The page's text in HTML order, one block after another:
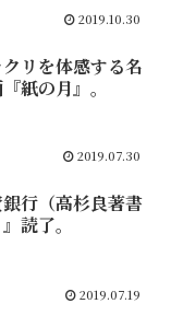
2019.10.30
リを体感する名
紙の月』。
2019.07.30
行（高杉良著書
読了。
2019.07.19